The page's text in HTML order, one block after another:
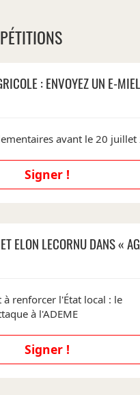
: ENVOYEZ UN E-
avant le 20 juillet
Signer !
ELON LECORNU DANS «
renforcer l'État local : le
à l'ADEME
Signer !